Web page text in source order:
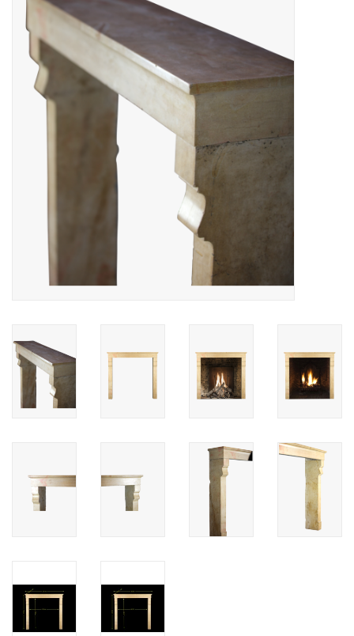
Antiquiteiten en Vintage
Objecten
Decoratieve Outdoor
Objecten
Vloeren - Steen, Terra Cotta
Tevreden Klanten
AI-Ready Database